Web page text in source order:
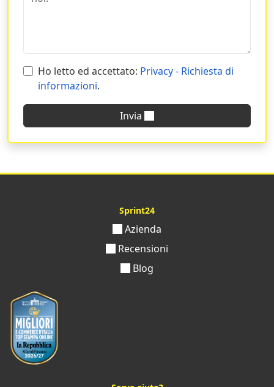
Ho letto ed accettato: Privacy - Richiesta di
informazioni.
Invia
Sprint24
Azienda
Recensioni
Blog